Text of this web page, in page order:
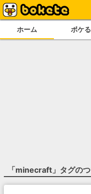
ホーム ボケる
「minecraft 」タグの